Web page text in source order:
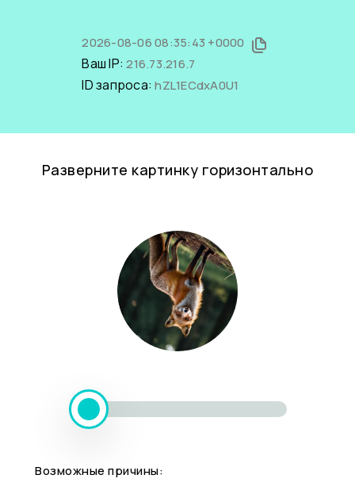
2026-08-06 08:35:43 +0000
Ваш IP:216.73.216.7
ID запроса:hZL1ECdxA0U1
Разверните картинку горизонтально
Возможные причины: